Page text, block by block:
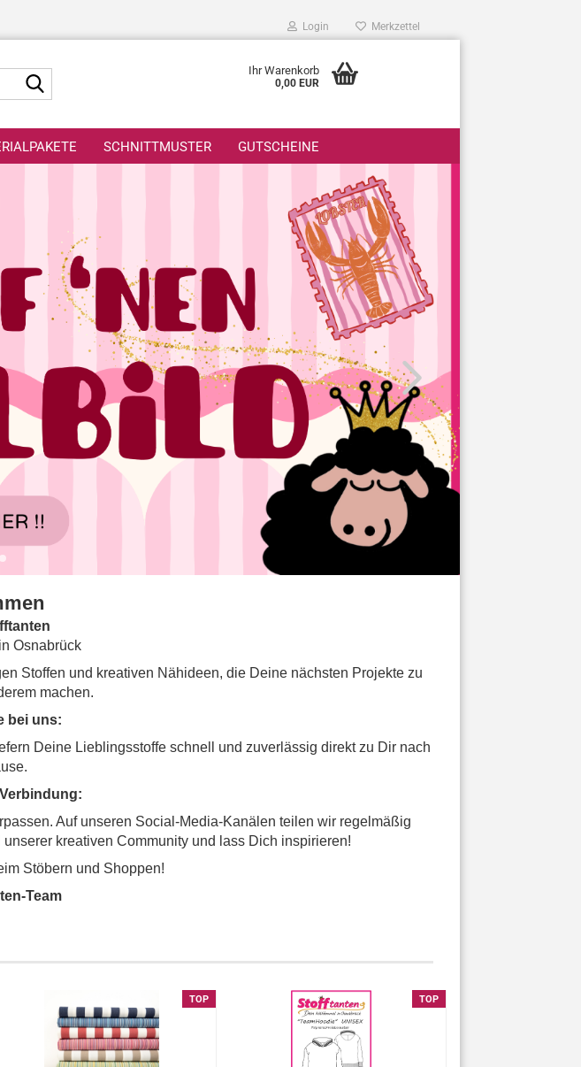
Login Merkzettel
Ihr Warenkorb
0,00 EUR
SCHNITTMUSTER GUTSCHEINE
Osnabrück
Stoffen und kreativen Nähideen, die Deine nächsten Projekte zu
machen.
bei uns:
Deine Lieblingsstoffe schnell und zuverlässig direkt zu Dir nach
Auf unseren Social-Media-Kanälen teilen wir regelmäßig
kreativen Community und lass Dich inspirieren!
Stöbern und Shoppen!
Team
TOP TOP